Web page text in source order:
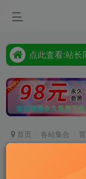
首页 各站集合
做一个赚钱